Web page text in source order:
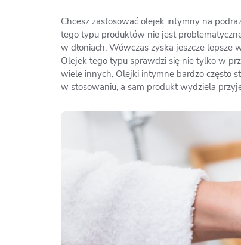
Chcesz zastosować olejek intymny na
tego typu produktów nie jest
w dłoniach. Wówczas zyska jeszcze
Olejek tego typu sprawdzi się nie tylko w
wiele innych. Olejki intymne bardzo często
w stosowaniu, a sam produkt wydziela